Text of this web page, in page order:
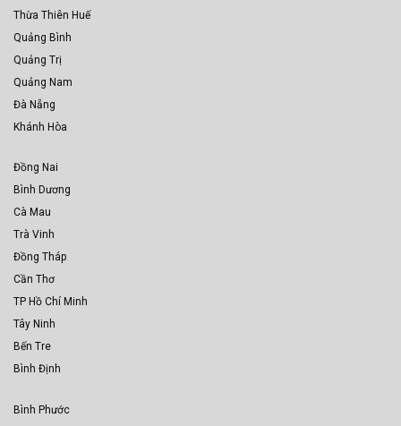
Thừa Thiên Huế
Quảng Bình
Quảng Trị
Quảng Nam
Đà Nẵng
Khánh Hòa
Đồng Nai
Bình Dương
Cà Mau
Trà Vinh
Đồng Tháp
Cần Thơ
TP Hồ Chí Minh
Tây Ninh
Bến Tre
Bình Định
Bình Phước